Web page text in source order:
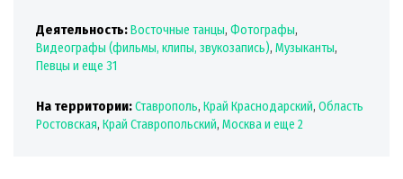
Деятельность:Восточные танцы, Фотографы,
Видеографы (фильмы, клипы, звукозапись), Музыканты,
Певцы и еще 31
На территории:Ставрополь, Край Краснодарский, Область
Ростовская, Край Ставропольский, Москваи еще 2